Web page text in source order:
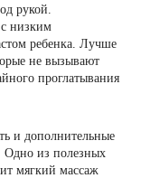
рукой.
низким
ребенка. Лучше
не вызывают
проглатывания
и дополнительные
Одно из полезных
мягкий массаж